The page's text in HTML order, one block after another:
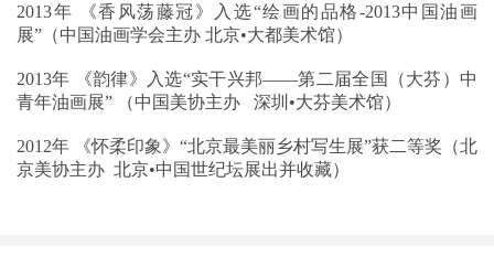
2013年 《香风荡藤冠》入选“绘画的品格-2013中国油画
展”（中国油画学会主办 北京•大都美术馆）
2013年 《韵律》入选“实干兴邦——第二届全国（大芬）中
青年油画展” （中国美协主办 深圳•大芬美术馆）
2012年 《怀柔印象》“北京最美丽乡村写生展”获二等奖（北
京美协主办 北京•中国世纪坛展出并收藏）